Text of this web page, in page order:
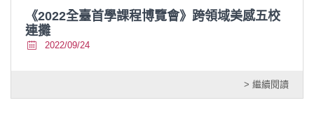
《2022全臺首學課程博覽會》跨領域美感五校
連攤
2022/09/24
> 繼續閱讀